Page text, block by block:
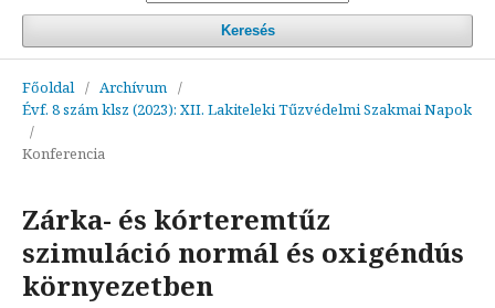
Keresés
Főoldal / Archívum
/
Évf. 8 szám klsz (2023): XII. Lakiteleki Tűzvédelmi Szakmai Napok
/
Konferencia
Zárka- és kórteremtűz
szimuláció normál és oxigéndús
környezetben